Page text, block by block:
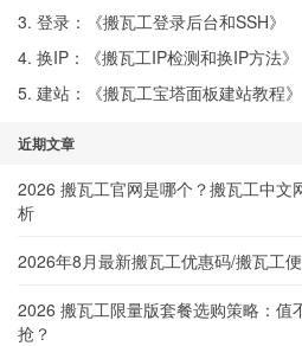
3. 登录：《搬瓦工登录后台和SSH》
4. 换IP：《搬瓦工IP检测和换IP方法》
5. 建站：《搬瓦工宝塔面板建站教程》
近期文章
2026 搬瓦工官网是哪个？搬瓦工中文
析
2026年8月最新搬瓦工优惠码/搬瓦工
2026 搬瓦工限量版套餐选购策略：值
抢？